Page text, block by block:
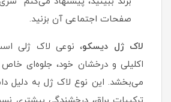
صفحات اجتماعی آن بزنید.
لاک ژل دیسکو، نوعی لاک ژلی
اکلیلی و درخشان خود، جلوه‌ای
می‌بخشد. این نوع لاک ژل به دلیل